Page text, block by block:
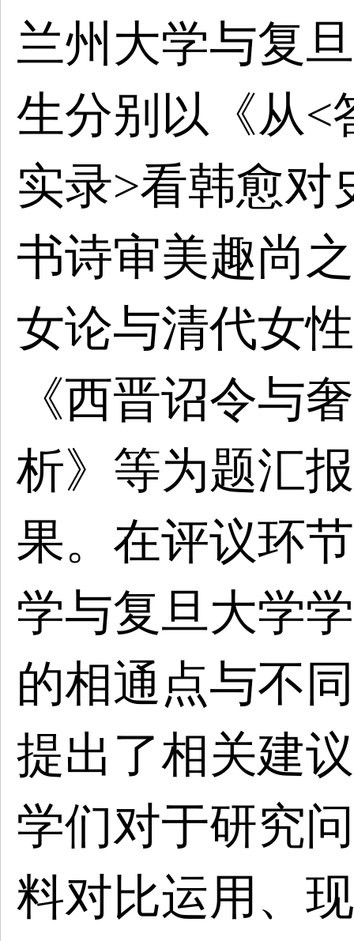
兰州大学与复
生分别以《从<
实录>看韩愈对
书诗审美趣尚
女论与清代女
《西晋诏令与
析》等为题汇
果。在评议环
学与复旦大学
的相通点与不
提出了相关建
学们对于研究
料对比运用、